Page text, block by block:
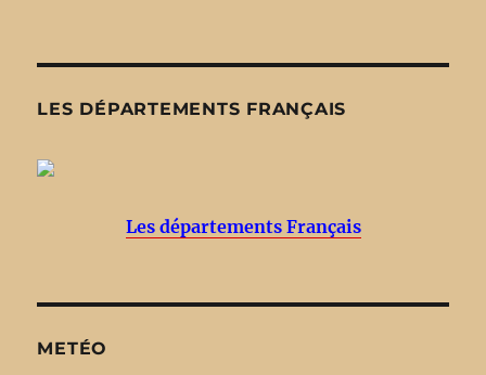
LES DÉPARTEMENTS FRANÇAIS
Les départements Français
METÉO